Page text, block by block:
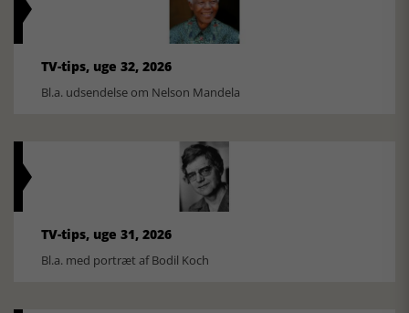
TV-tips, uge 32, 2026
Bl.a. udsendelse om Nelson Mandela
TV-tips, uge 31, 2026
Bl.a. med portræt af Bodil Koch